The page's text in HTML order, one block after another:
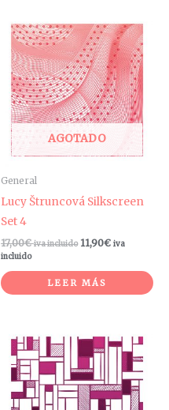
AGOTADO
General
Lucy Štruncová Silkscreen
Set 4
17,00€ iva incluido 11,90€ iva
incluido
LEER MÁS